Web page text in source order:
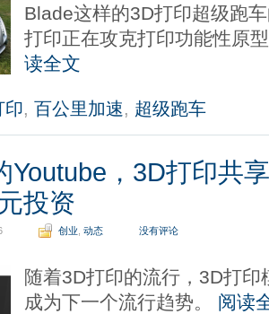
Blade这样的3D打印超级跑
打印正在攻克打印功能性原
读全文
印, 百公里加速, 超级跑车
Youtube，3D打印共
投资
创业 动态 没有评论
随着3D打印的流行，3D打
成为下一个流行趋势。 阅读